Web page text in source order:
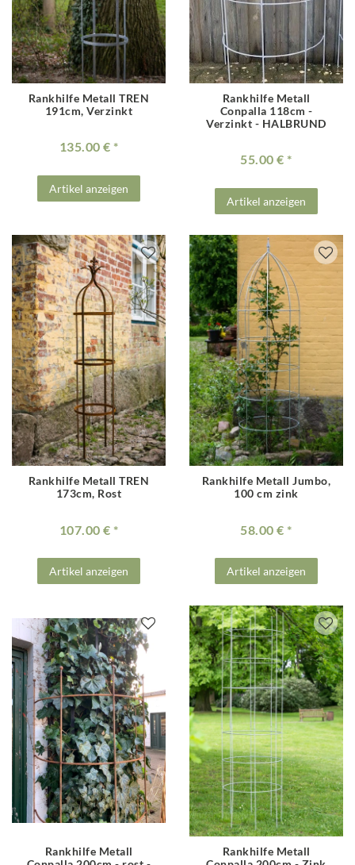
Rankhilfe Metall TREN
191cm, Verzinkt
135.00 €
Artikel anzeigen
Rankhilfe Metall
Conpalla 118cm -
Verzinkt - HALBRUND
55.00 €
Artikel anzeigen
Rankhilfe Metall TREN
173cm, Rost
107.00 €
Artikel anzeigen
Rankhilfe Metall Jumbo,
100 cm zink
58.00 €
Artikel anzeigen
Rankhilfe Metall
Rankhilfe Metall